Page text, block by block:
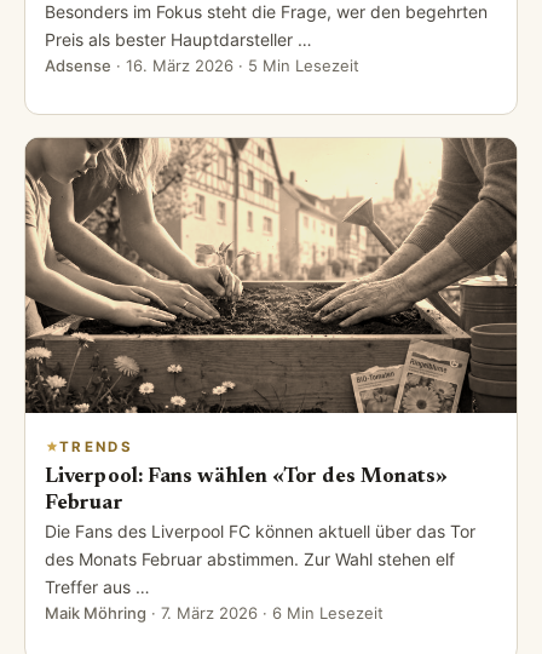
Besonders im Fokus steht die Frage, wer den begehrten
Preis als bester Hauptdarsteller …
Adsense · 16. März 2026 · 5 Min Lesezeit
TRENDS
Liverpool: Fans wählen «Tor des Monats»
Februar
Die Fans des Liverpool FC können aktuell über das Tor
des Monats Februar abstimmen. Zur Wahl stehen elf
Treffer aus …
Maik Möhring · 7. März 2026 · 6 Min Lesezeit